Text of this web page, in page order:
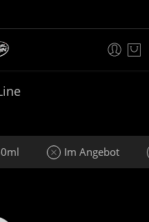
Im Angebot